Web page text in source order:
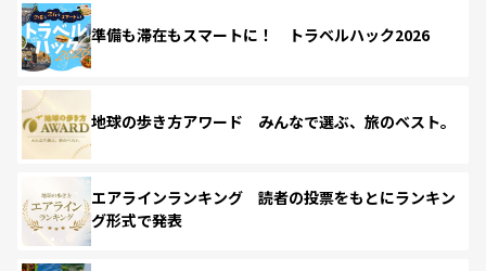
準備も滞在もスマートに！ トラベルハック2026
地球の歩き方アワード みんなで選ぶ、旅のベスト。
エアラインランキング 読者の投票をもとにランキン
グ形式で発表